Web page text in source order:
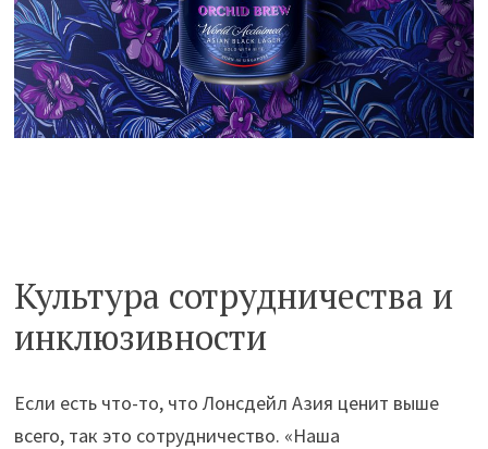
Культура сотрудничества и
инклюзивности
Если есть что-то, что Лонсдейл Азия ценит выше
всего, так это сотрудничество. «Наша